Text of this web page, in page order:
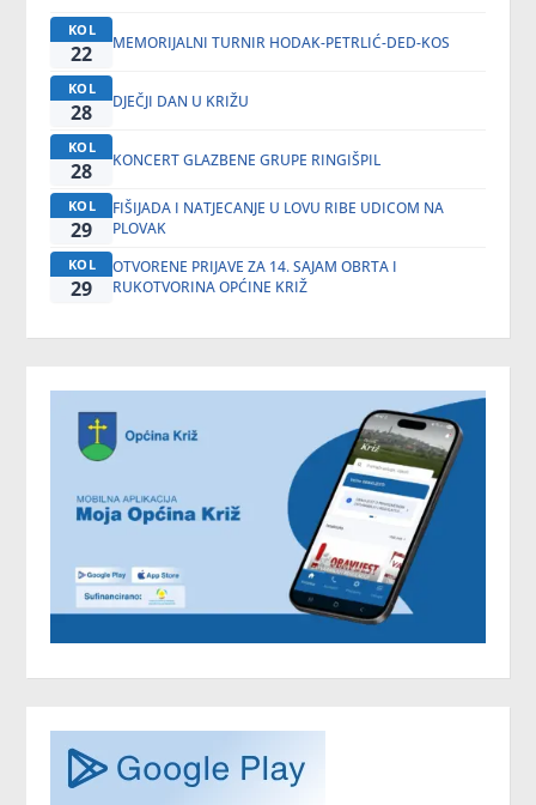
KOL
22 MEMORIJALNI TURNIR HODAK-PETRLIĆ-DED-KOS
KOL
28 DJEČJI DAN U KRIŽU
KOL
28 KONCERT GLAZBENE GRUPE RINGIŠPIL
KOL
29
FIŠIJADA I NATJECANJE U LOVU RIBE UDICOM NA
PLOVAK
KOL
29
OTVORENE PRIJAVE ZA 14. SAJAM OBRTA I
RUKOTVORINA OPĆINE KRIŽ